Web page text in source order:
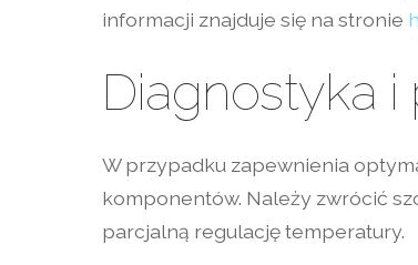
informacji znajduje się na stronie
Diagnostyka i
W przypadku zapewnienia
komponentów. Należy zwrócić
parcjalną regulację temperatury.